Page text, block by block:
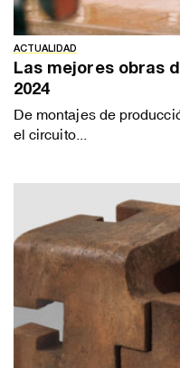
ACTUALIDAD
Las mejores obras
2024
De montajes de
el circuito...